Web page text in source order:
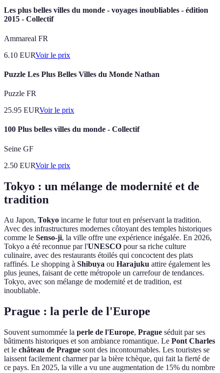
Les plus belles villes du monde - voyages inoubliables - édition
2015 - Collectif
Ammareal FR
6.10 EURVoir le prix
Puzzle Les Plus Belles Villes du Monde Nathan
Puzzle FR
25.95 EURVoir le prix
100 Plus belles villes du monde - Collectif
Seine GF
2.50 EURVoir le prix
Tokyo : un mélange de modernité et de
tradition
Au Japon, Tokyo incarne le futur tout en préservant la tradition.
Avec des infrastructures modernes côtoyant des temples historiques
comme le Senso-ji, la ville offre une expérience inégalée. En 2026,
Tokyo a été reconnue par l'UNESCO pour sa riche culture
culinaire, avec des restaurants étoilés qui concoctent des plats
raffinés. Le shopping à Shibuya ou Harajuku attire également les
plus jeunes, faisant de cette métropole un carrefour de tendances.
Tokyo, avec son mélange de modernité et de tradition, est
inoubliable.
Prague : la perle de l'Europe
Souvent surnommée la perle de l'Europe, Prague séduit par ses
bâtiments historiques et son ambiance romantique. Le Pont Charles
et le château de Prague sont des incontournables. Les touristes se
laissent facilement charmer par la bière tchèque, qui fait la fierté de
ce pays. En 2025, la ville a vu une augmentation de 15% du nombre